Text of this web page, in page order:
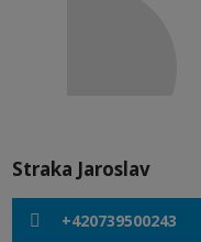
Straka Jaroslav
+420739500243